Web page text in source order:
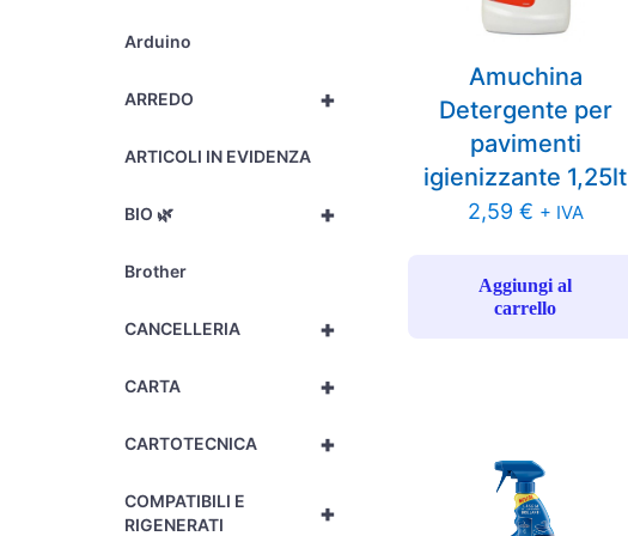
Arduino
+
ARREDO
ARTICOLI IN EVIDENZA
+
BIO 🌿
Brother
+
CANCELLERIA
+
CARTA
+
CARTOTECNICA
+
COMPATIBILI E
RIGENERATI
Amuchina
Detergente per
pavimenti
igienizzante 1,25lt
2,59 € + IVA
Aggiungi al
carrello